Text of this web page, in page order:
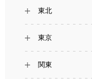
東北
東京
関東